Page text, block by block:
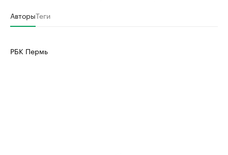
АвторыТеги
РБК Пермь